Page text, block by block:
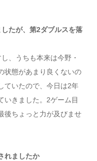
たが、第2ダブルスを落
、うちも本来は今野・
状態があまり良くないの
ていたので、今日は2年
いきました。2ゲーム目
後ちょっと力が及びませ
れましたか